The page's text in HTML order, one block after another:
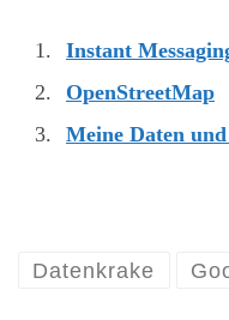
Instant
OpenStreetMap
Meine Daten
Datenkrake